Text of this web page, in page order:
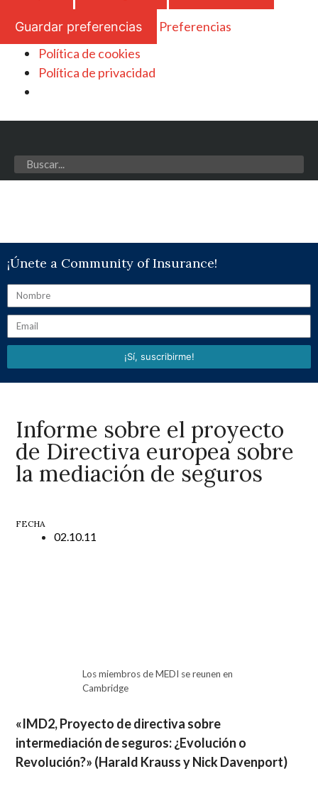
Guardar preferencias
Preferencias
Política de cookies
Política de privacidad
¡Únete a Community of Insurance!
¡Sí, suscribirme!
Informe sobre el proyecto
de Directiva europea sobre
la mediación de seguros
FECHA
02.10.11
Los miembros de MEDI se reunen en
Cambridge
«IMD2, Proyecto de directiva sobre
intermediación de seguros: ¿Evolución o
Revolución?» (Harald Krauss y Nick Davenport)